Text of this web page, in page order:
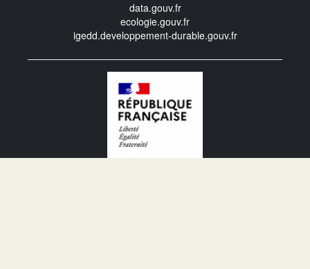
data.gouv.fr
ecologie.gouv.fr
igedd.developpement-durable.gouv.fr